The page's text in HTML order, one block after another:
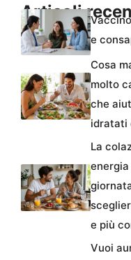
Articoli
e
Cosa
molto
che
idratati
La
e più
Vuoi